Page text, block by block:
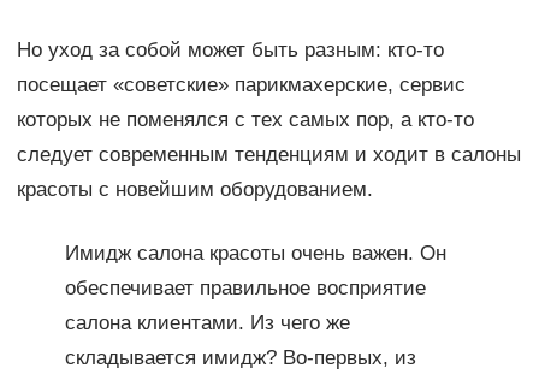
Но уход за собой может быть разным: кто-то
посещает «советские» парикмахерские, сервис
которых не поменялся с тех самых пор, а кто-то
следует современным тенденциям и ходит в салоны
красоты с новейшим оборудованием.
Имидж салона красоты очень важен. Он
обеспечивает правильное восприятие
салона клиентами. Из чего же
складывается имидж? Во-первых, из